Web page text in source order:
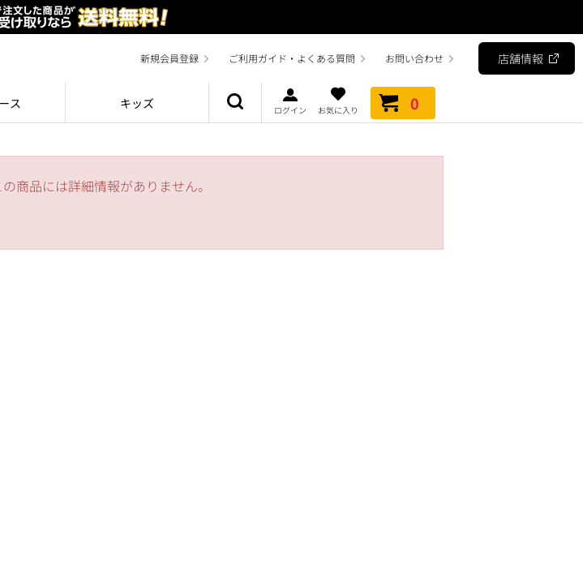
新規会員登録 ご利用ガイド・よくある質問 お問い合わせ 店舗情報
ス キッズ ログイン お気に入り 0
商品には詳細情報がありません。